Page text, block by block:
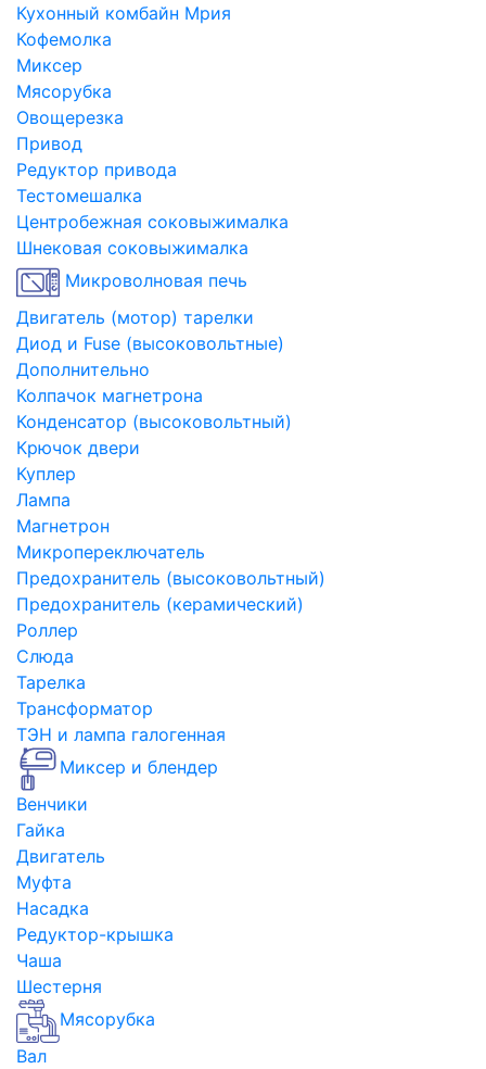
Кухонный комбайн Мрия
Кофемолка
Миксер
Мясорубка
Овощерезка
Привод
Редуктор привода
Тестомешалка
Центробежная соковыжималка
Шнековая соковыжималка
Микроволновая печь
Двигатель (мотор) тарелки
Диод и Fuse (высоковольтные)
Дополнительно
Колпачок магнетрона
Конденсатор (высоковольтный)
Крючок двери
Куплер
Лампа
Магнетрон
Микропереключатель
Предохранитель (высоковольтный)
Предохранитель (керамический)
Роллер
Слюда
Тарелка
Трансформатор
ТЭН и лампа галогенная
Миксер и блендер
Венчики
Гайка
Двигатель
Муфта
Насадка
Редуктор-крышка
Чаша
Шестерня
Мясорубка
Вал